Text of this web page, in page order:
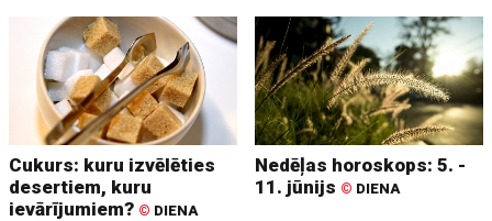
Cukurs: kuru izvēlēties
desertiem, kuru
ievārījumiem? © DIENA
Nedēļas horoskops: 5. -
11. jūnijs © DIENA